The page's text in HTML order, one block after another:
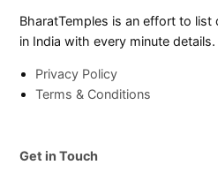
BharatTemples is an effort to
in India with every minute details.
Privacy Policy
Terms & Conditions
Get in Touch